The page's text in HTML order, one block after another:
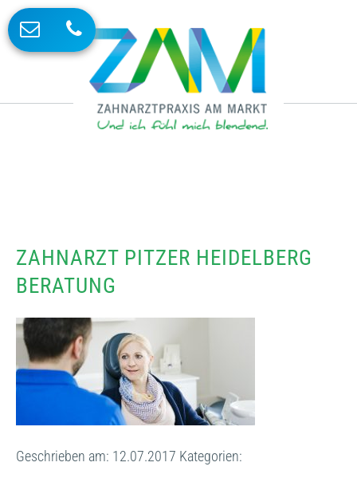
ZAHNARZT PITZER HEIDELBERG
BERATUNG
Geschrieben am: 12.07.2017 Kategorien: